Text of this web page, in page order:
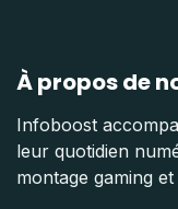
À propos de
Infoboost
leur quotidien
montage gaming